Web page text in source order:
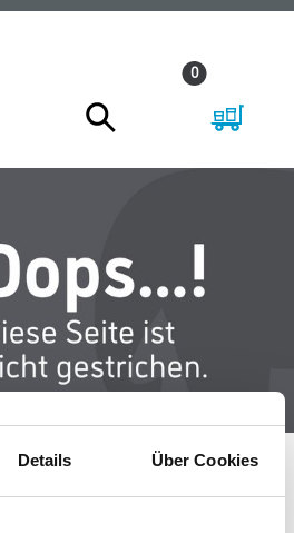
Details Über Cookies
0